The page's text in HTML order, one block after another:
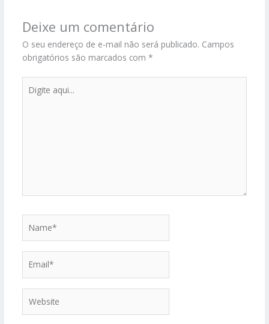
Deixe um comentário
O seu endereço de e-mail não será publicado. Campos
obrigatórios são marcados com *
aqui...